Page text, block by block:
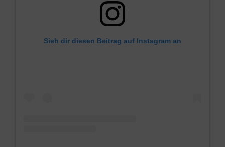
Sieh dir diesen Beitrag auf Instagram an